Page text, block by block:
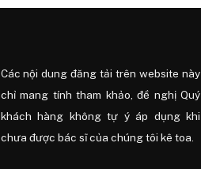
Các nội dung đăng tải trên website này
chỉ mang tính tham khảo, đề nghị Quý
khách hàng không tự ý áp dụng khi
chưa được bác sĩ của chúng tôi kê toa.